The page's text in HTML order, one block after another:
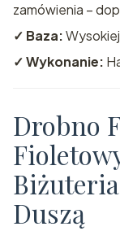
zamówienia –
✓ Baza:
✓ Wykonanie:
Drobno
Duszą